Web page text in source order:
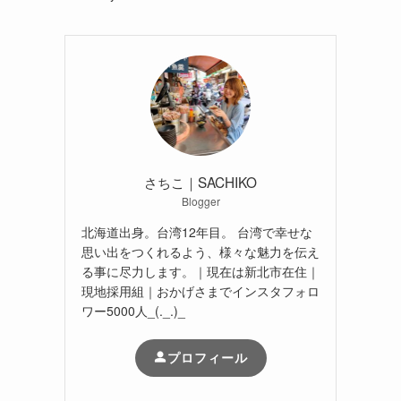
さちこ｜SACHIKO
Blogger
北海道出身。台湾12年目。 台湾で幸せな
思い出をつくれるよう、様々な魅力を伝え
る事に尽力します。｜現在は新北市在住｜
現地採用組｜おかげさまでインスタフォロ
ワー5000人_(._.)_
プロフィール